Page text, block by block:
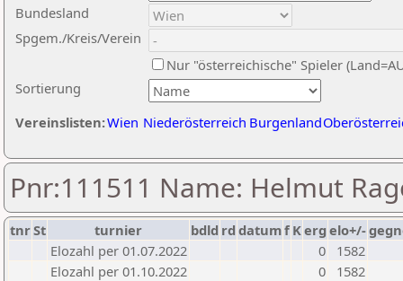
Sortierung
Bundesland
Spgem./Kreis/Verein
Nur "österreichische" Spieler
Vereinslisten:Wien Niederösterreich Burgenland
Pnr:111511 Name: Helmut
tnrSt turnier bdld rd datumf Kerg elo+/-
Elozahl per 01.07.2022
0
1582
Elozahl per 01.10.2022
0
1582